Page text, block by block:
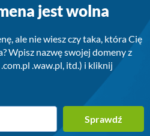
jest wolna
ale nie wiesz czy taka, która Cię
Wpisz nazwę swojej domeny z
.waw.pl, itd.) i kliknij
Sprawdź